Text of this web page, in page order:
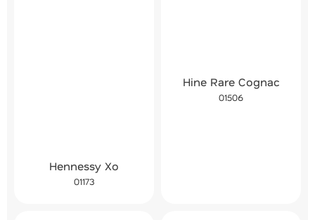
Hennessy Xo
01173
Hine Rare Cognac
01506